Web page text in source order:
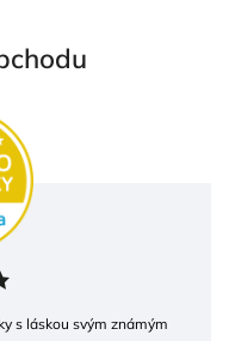
s láskou svým známým